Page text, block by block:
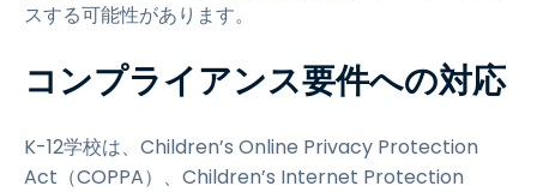
スする可能性があります。
コンプライアンス要件への対応
K-12学校は、Children’s Online Privacy Protection
Act（COPPA）、Children’s Internet Protection